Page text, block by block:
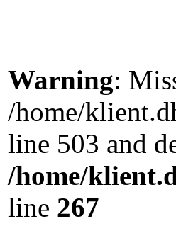
Warning:
/home/
line 503 and
/home/
line 267